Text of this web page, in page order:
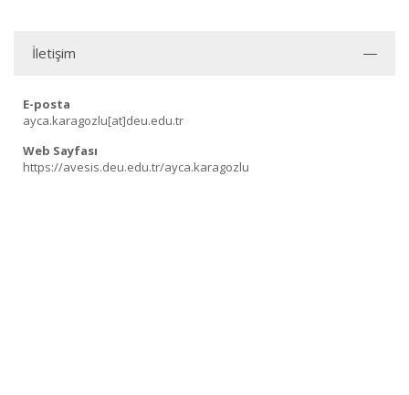
İletişim
E-posta
ayca.karagozlu[at]deu.edu.tr
Web Sayfası
https://avesis.deu.edu.tr/ayca.karagozlu